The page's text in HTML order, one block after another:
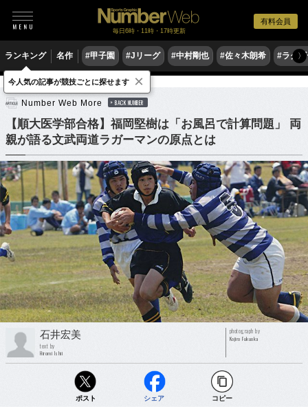
有料会員
毎日6時・11時・17時更新
ランキング 名作 #甲子園 #Jリーグ #中村剛也 #佐々木朗希 #ラグ〉
ラグビー ラグビー日本代表
Number Web More BACK NUMBER
【順大医学部合格】福岡堅樹は「お風呂で計算問題」 両
親が語る文武両道ラガーマンの原点とは
石井宏美
text by
Hiromi Ishii
photograph by
Kojiro Fukuoka
ポスト シェア コピー
今人気の記事が競技ごとに探せます ×